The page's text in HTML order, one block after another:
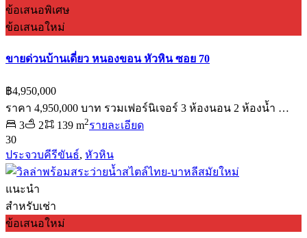
ข้อเสนอพิเศษ
ข้อเสนอใหม่
ขายด่วนบ้านเดี่ยว หนองขอน หัวหิน ซอย 70
฿4,950,000
ราคา 4,950,000 บาท รวมเฟอร์นิเจอร์ 3 ห้องนอน 2 ห้องน้ำ …
3
2 139 m2รายละเอียด
30
ประจวบคีรีขันธ์, หัวหิน
แนะนำ
สำหรับเช่า
ข้อเสนอใหม่